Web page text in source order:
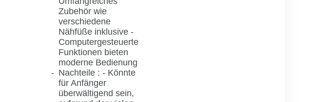
Zubehör wie
verschiedene
Nähfüße inklusive -
Computergesteuerte
Funktionen bieten
moderne Bedienung
Nachteile : - Könnte
für Anfänger
überwältigend sein,